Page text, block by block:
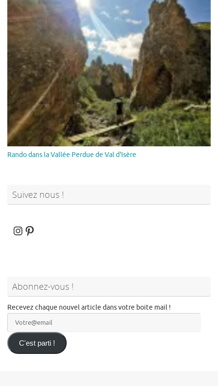
Rando dans la Vallée Perdue de Val d'Isère
Suivez nous !
Instagram
Pinterest
Abonnez-vous !
Recevez chaque nouvel article dans votre boite mail !
C'est parti !